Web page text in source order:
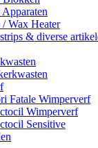
Apparaten
/ Wax Heater
& diverse
Fatale Wimperverf
Wimperverf
Sensitive